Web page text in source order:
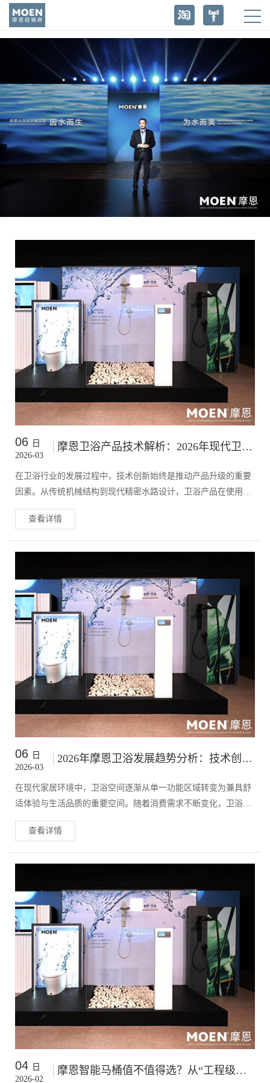
06 日
2026-03
摩恩卫浴产品技术解析：2026年现代卫浴龙头与淋浴系统的发展方向
在卫浴行业的发展过程中，技术创新始终是推动产品升级的重要
因素。从传统机械结构到现代精密水路设计，卫浴产品在使用体
验方面不断提升。进入2026年，卫浴行业在龙头结构、淋浴系统
以及节水技术方面都出现了新的发展趋势。
查看详情
06 日
2026-03
2026年摩恩卫浴发展趋势分析：技术创新与现代家居需求的融合
在现代家居环境中，卫浴空间逐渐从单一功能区域转变为兼具舒
适体验与生活品质的重要空间。随着消费需求不断变化，卫浴产
品在设计理念、技术应用以及环保性能方面都在持续升级。进入
2026年，全球卫浴行业呈现出智能化、节水化和整体化的发展趋
势。
查看详情
04 日
2026-02
摩恩智能马桶值不值得选？从“工程级稳定性”角度看智能如厕的本质